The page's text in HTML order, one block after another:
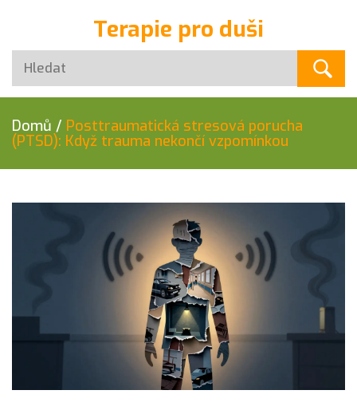
Terapie pro duši
Domů / Posttraumatická stresová porucha
(PTSD): Když trauma nekončí vzpomínkou